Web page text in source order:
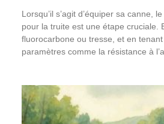
Lorsqu’il s’agit d’équiper sa canne,
pour la truite est une étape cruciale.
fluorocarbone ou tresse, et en
paramètres comme la résistance à